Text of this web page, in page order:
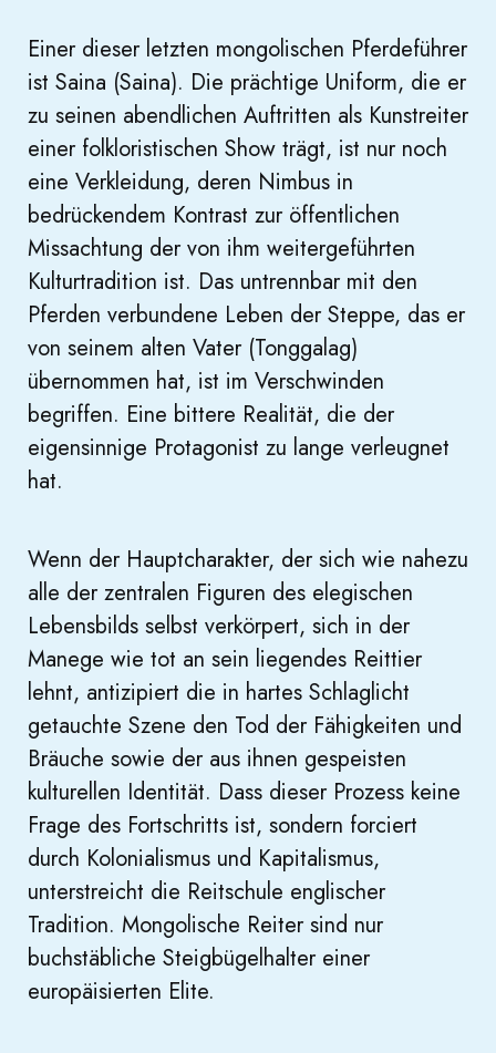
Einer dieser letzten mongolischen Pferdeführer
ist Saina (Saina). Die prächtige Uniform, die er
zu seinen abendlichen Auftritten als Kunstreiter
einer folkloristischen Show trägt, ist nur noch
eine Verkleidung, deren Nimbus in
bedrückendem Kontrast zur öffentlichen
Missachtung der von ihm weitergeführten
Kulturtradition ist. Das untrennbar mit den
Pferden verbundene Leben der Steppe, das er
von seinem alten Vater (Tonggalag)
übernommen hat, ist im Verschwinden
begriffen. Eine bittere Realität, die der
eigensinnige Protagonist zu lange verleugnet
hat.
Wenn der Hauptcharakter, der sich wie nahezu
alle der zentralen Figuren des elegischen
Lebensbilds selbst verkörpert, sich in der
Manege wie tot an sein liegendes Reittier
lehnt, antizipiert die in hartes Schlaglicht
getauchte Szene den Tod der Fähigkeiten und
Bräuche sowie der aus ihnen gespeisten
kulturellen Identität. Dass dieser Prozess keine
Frage des Fortschritts ist, sondern forciert
durch Kolonialismus und Kapitalismus,
unterstreicht die Reitschule englischer
Tradition. Mongolische Reiter sind nur
buchstäbliche Steigbügelhalter einer
europäisierten Elite.